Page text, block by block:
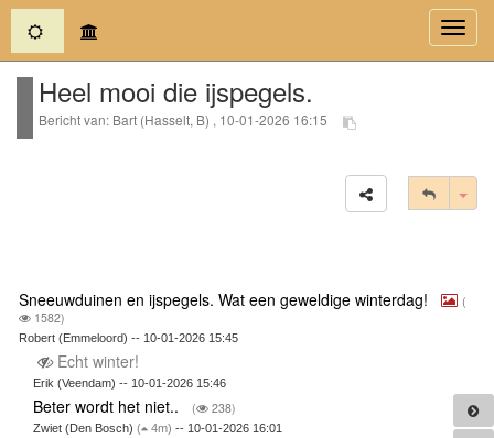
(current)
Heel mooi die ijspegels.
Bericht van: Bart (Hasselt, B) , 10-01-2026 16:15
Sneeuwduinen en ijspegels. Wat een geweldige winterdag!
(
1582)
Robert (Emmeloord) -- 10-01-2026 15:45
Echt winter!
Erik (Veendam) -- 10-01-2026 15:46
Beter wordt het niet.. ( 238)
Zwiet (Den Bosch) ( 4m) -- 10-01-2026 16:01